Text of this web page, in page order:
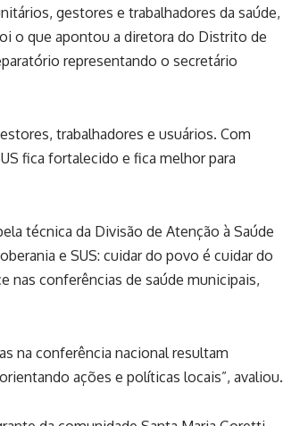
gestores e trabalhadores da saúde,
o que apontou a diretora do Distrito de
representando o secretário
trabalhadores e usuários. Com
fica fortalecido e fica melhor para
técnica da Divisão de Atenção à Saúde
e SUS: cuidar do povo é cuidar do
nas conferências de saúde municipais,
na conferência nacional resultam
ações e políticas locais”, avaliou.